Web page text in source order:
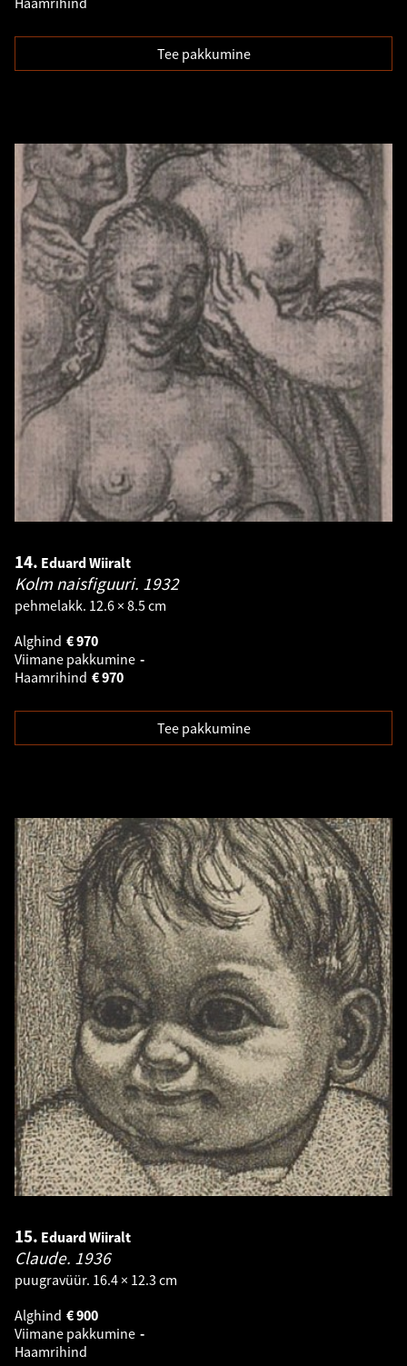
Tee pakkumine
14. Eduard Wiiralt
Kolm naisfiguuri. 1932
pehmelakk. 12.6 × 8.5 cm
Alghind
970
€
Viimane pakkumine -
Haamrihind
970
€
Tee pakkumine
15. Eduard Wiiralt
Claude. 1936
puugravüür. 16.4 × 12.3 cm
Alghind
900
€
Viimane pakkumine -
Haamrihind